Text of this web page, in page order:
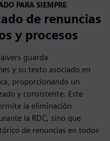
PARA SIEMPRE
de renuncias
y procesos
guarda
y su texto asociado en
proporcionando un
y consistente. Este
la eliminación
la RDC, sino que
de renuncias en todos